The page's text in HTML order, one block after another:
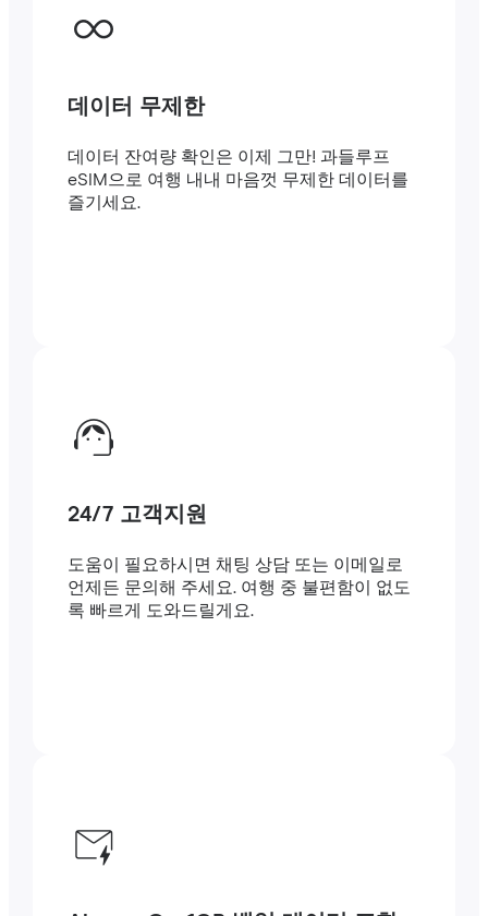
데이터 무제한
데이터 잔여량 확인은 이제 그만! 과들루프
eSIM으로 여행 내내 마음껏 무제한 데이터를
즐기세요.
24/7 고객지원
도움이 필요하시면 채팅 상담 또는 이메일로
언제든 문의해 주세요. 여행 중 불편함이 없도
록 빠르게 도와드릴게요.